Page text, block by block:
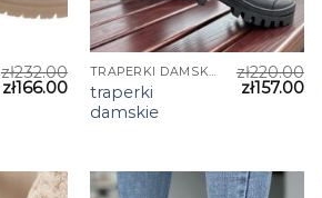
zł232.00
zł166.00
TRAPERKI DAMSKIE
traperki
damskie
zł220.00
zł157.00